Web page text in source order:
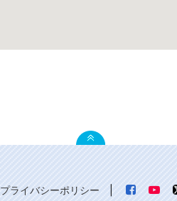
プライバシーポリシー